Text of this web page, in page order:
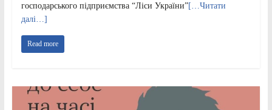
господарського підприємства “Ліси України”[…Читати
далі…]
Read more